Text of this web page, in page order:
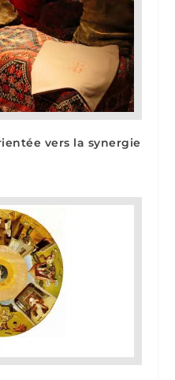
vers la synergie